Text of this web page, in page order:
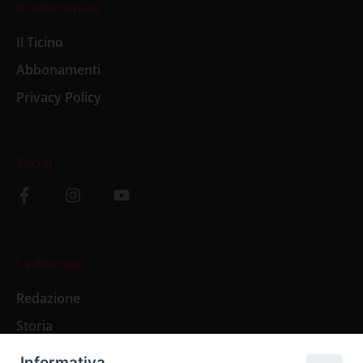
Il settimanale
Il Ticino
Abbonamenti
Privacy Policy
Social
L’editoriale
Redazione
Storia